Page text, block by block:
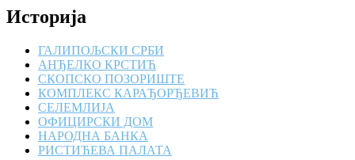
Историја
ГАЛИПОЉСКИ СРБИ
АНЂЕЛКО КРСТИЋ
СКОПСКО ПОЗОРИШТЕ
КОМПЛЕКС КАРАЂОРЂЕВИЋ
СЕЛЕМЛИЈА
ОФИЦИРСКИ ДОМ
НАРОДНА БАНКА
РИСТИЋЕВА ПАЛАТА